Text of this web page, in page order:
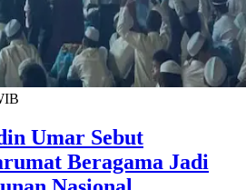
Umar Sebut
Beragama Jadi